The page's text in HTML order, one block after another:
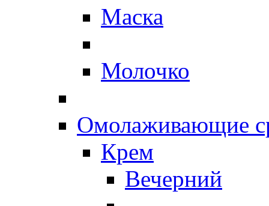
Маска
Молочко
Омолаживающие
Крем
Вечерний